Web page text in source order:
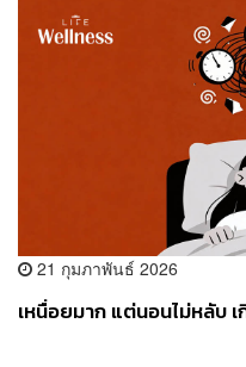
21 กุมภาพันธ์ 2026
เหนื่อยมาก แต่นอนไม่หลับ เ